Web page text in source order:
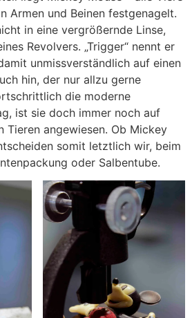
Armen und Beinen festgenagelt.
in eine vergrößernde Linse,
Revolvers. „Trigger“ nennt er
unmissverständlich auf einen
hin, der nur allzu gerne
die moderne
ist sie doch immer noch auf
Tieren angewiesen. Ob Mickey
somit letztlich wir, beim
oder Salbentube.